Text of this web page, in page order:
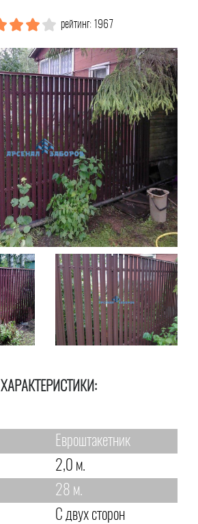
рейтинг: 1967
ХАРАКТЕРИСТИКИ:
Евроштакетник
2,0 м.
28 м.
С двух сторон